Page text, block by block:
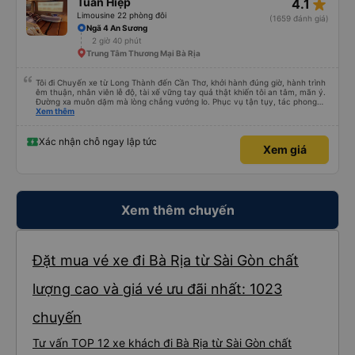
Limousine 22 phòng đôi
4.1 star_rate
(1659 đánh giá)
Ngã 4 An Sương
2 giờ 40 phút
Trung Tâm Thương Mại Bà Rịa
Tôi đi Chuyến xe từ Long Thành đến Cần Thơ, khởi hành đúng giờ, hành trình
êm thuận, nhân viên lễ độ, tài xế vững tay quả thật khiến tôi an tâm, mãn ý.
Đường xa muôn dặm mà lòng chẳng vướng lo. Phục vụ tận tụy, tác phong
nghiêm cẩn, hiếm thấy giữa thời buổi kim tiền vội vã. Xã hội loạn đạo. Xin gửi
Xem thêm
Xác nhận chỗ ngay lập tức
Xem giá
Xem thêm chuyến
Đặt mua vé xe đi Bà Rịa từ Sài Gòn chất
lượng cao và giá vé ưu đãi nhất: 1023
chuyến
Tư vấn TOP 12 xe khách đi Bà Rịa từ Sài Gòn chất